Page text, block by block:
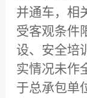
并通车，相
受客观条件
设、安全培
实情况未作
于总承包单